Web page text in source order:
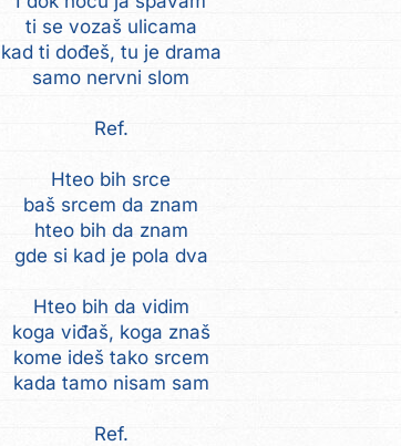
ti se vozaš ulicama
kad ti dođeš, tu je drama
samo nervni slom
Ref.
Hteo bih srce
baš srcem da znam
hteo bih da znam
gde si kad je pola dva
Hteo bih da vidim
koga viđaš, koga znaš
kome ideš tako srcem
kada tamo nisam sam
Ref.